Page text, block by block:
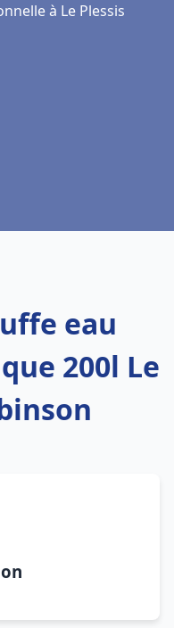
à Le Plessis
eau
200l Le